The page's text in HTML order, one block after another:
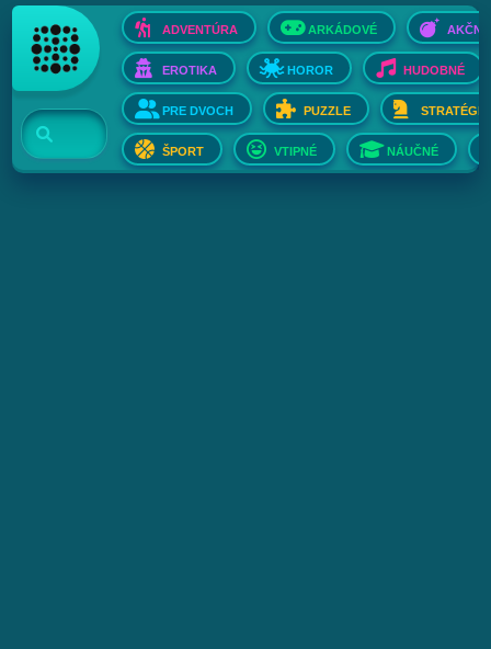
ADVENTÚRA ARKÁDOVÉ AKČNÉ
EROTIKA HOROR HUDOBNÉ
PRE DVOCH PUZZLE STRATÉGIE
ŠPORT VTIPNÉ NÁUČNÉ